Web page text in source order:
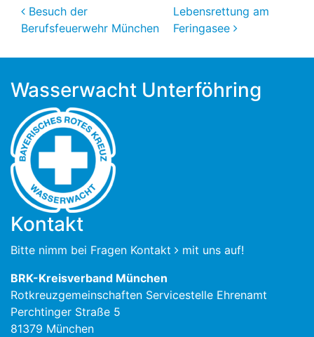
Beitragsnavigation
Besuch der
Berufsfeuerwehr München
Lebensrettung am
Feringasee
Wasserwacht Unterföhring
Kontakt
Bitte nimm bei Fragen Kontakt
mit uns auf!
BRK-Kreisverband München
Rotkreuzgemeinschaften Servicestelle Ehrenamt
Perchtinger Straße 5
81379 München